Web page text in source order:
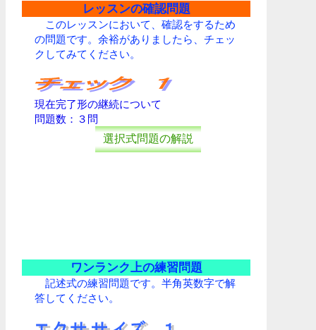
レッスンの確認問題
このレッスンにおいて、確認をするため
の問題です。余裕がありましたら、チェッ
クしてみてください。
現在完了形の継続について
問題数：３問
選択式問題の解説
ワンランク上の練習問題
記述式の練習問題です。半角英数字で解
答してください。